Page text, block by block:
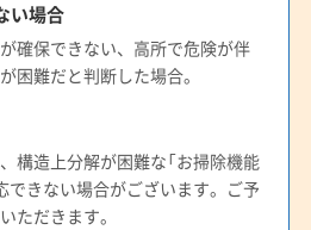
い場合
確保できない、高所で危険が伴
困難だと判断した場合。
構造上分解が困難な「お掃除機能
できない場合がございます。ご予
ただきます。